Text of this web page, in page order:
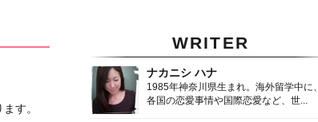
す。
WRITER
ナカニシ ハナ
1985年神奈川県生まれ。海外留学中に、
各国の恋愛事情や国際恋愛など、世...